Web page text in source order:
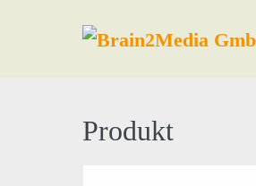
Produkt